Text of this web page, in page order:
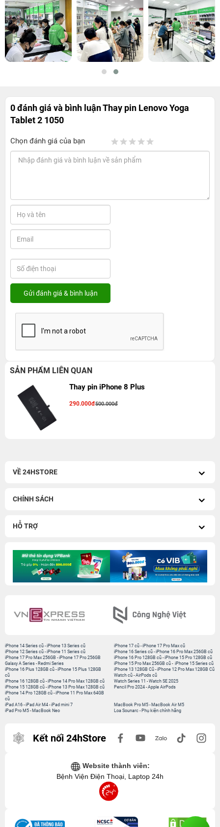
0 đánh giá và bình luậnThay pin Lenovo Yoga
Tablet 2 1050
Chọn đánh giá của bạn
SẢN PHẨM LIÊN QUAN
Thay pin iPhone 8 Plus
290.000đ500.000đ
VỀ 24HSTORE
CHÍNH SÁCH
HỖ TRỢ
iPhone 14 Series cũ -iPhone 13 Series cũ
iPhone 12 Series cũ -iPhone 11 Series cũ
iPhone 17 Pro Max 256GB -iPhone 17 Pro 256GB
Galaxy A Series - Redmi Series
iPhone 17 cũ-iPhone 17 Pro Max cũ
iPhone 16 Series cũ- iPhone 16 Pro Max 256GB cũ
iPhone 16 Pro 128GB cũ-iPhone 15 Pro 128GB cũ
iPhone 15 Pro Max 256GB cũ- iPhone 15 Series cũ
iPhone 16 Plus 128GB cũ -iPhone 15 Plus 128GB
cũ
iPhone 16 128GB cũ -iPhone 14 Pro Max 128GB cũ
iPhone 15 128GB cũ -iPhone 13 Pro Max 128GB cũ
iPhone 14 Pro 128GB cũ -iPhone 11 Pro Max 64GB
cũ
iPhone 13 128GB Cũ-iPhone 12 Pro Max 128GB Cũ
Watch cũ-AirPods cũ
Watch Series 11 -Watch SE 2025
Pencil Pro 2024-Apple AirPods
iPad A16 -iPad Air M4 -iPad mini 7
iPad Pro M5 - MacBook Neo
MacBook Pro M5- MacBook Air M5
Loa Sounarc- Phụ kiện chính hãng
Kết nối 24hStore
Website thành viên:
Bệnh Viện Điện Thoại, Laptop 24h